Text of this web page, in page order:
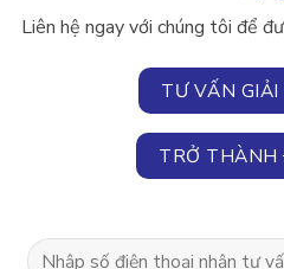
Liên hệ ngay với chúng tôi để
TƯ VẤN GIẢI
TRỞ THÀNH